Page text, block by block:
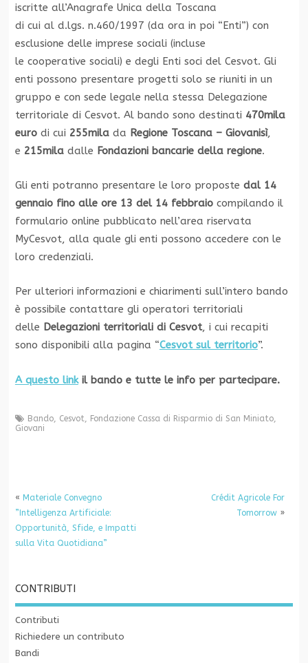
iscritte all’Anagrafe Unica della Toscana
di cui al d.lgs. n.460/1997 (da ora in poi “Enti”) con
esclusione delle imprese sociali (incluse
le cooperative sociali) e degli Enti soci del Cesvot. Gli
enti possono presentare progetti solo se riuniti in un
gruppo e con sede legale nella stessa Delegazione
territoriale di Cesvot. Al bando sono destinati 470mila
eurodi cui 255milada Regione Toscana – Giovanisì,
e 215miladalle Fondazioni bancarie della regione.
Gli enti potranno presentare le loro proposte dal 14
gennaio fino alle ore 13 del 14 febbraio compilando il
formulario online pubblicato nell’area riservata
MyCesvot, alla quale gli enti possono accedere con le
loro credenziali.
Per ulteriori informazioni e chiarimenti sull’intero bando
è possibile contattare gli operatori territoriali
delle Delegazioni territoriali di Cesvot, i cui recapiti
sono disponibili alla pagina “Cesvot sul territorio”.
A questo linkil bando e tutte le info per partecipare.
Bando, Cesvot, Fondazione Cassa di Risparmio di San Miniato,
Giovani
« Materiale Convegno
”Intelligenza Artificiale:
Opportunità, Sfide, e Impatti
sulla Vita Quotidiana”
Crédit Agricole For
Tomorrow»
CONTRIBUTI
Contributi
Richiedere un contributo
Bandi